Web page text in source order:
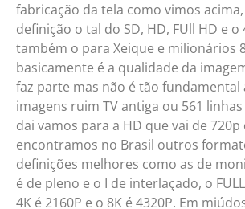
fabricação da tela como vimos
definição o tal do SD, HD, FUll HD e o
também o para Xeique e milionários
basicamente é a qualidade da
faz parte mas não é tão fundamental
imagens ruim TV antiga ou 561
dai vamos para a HD que vai de 720p
encontramos no Brasil outros
definições melhores como as de
é de pleno e o I de interlaçado, o
4K é 2160P e o 8K é 4320P. Em